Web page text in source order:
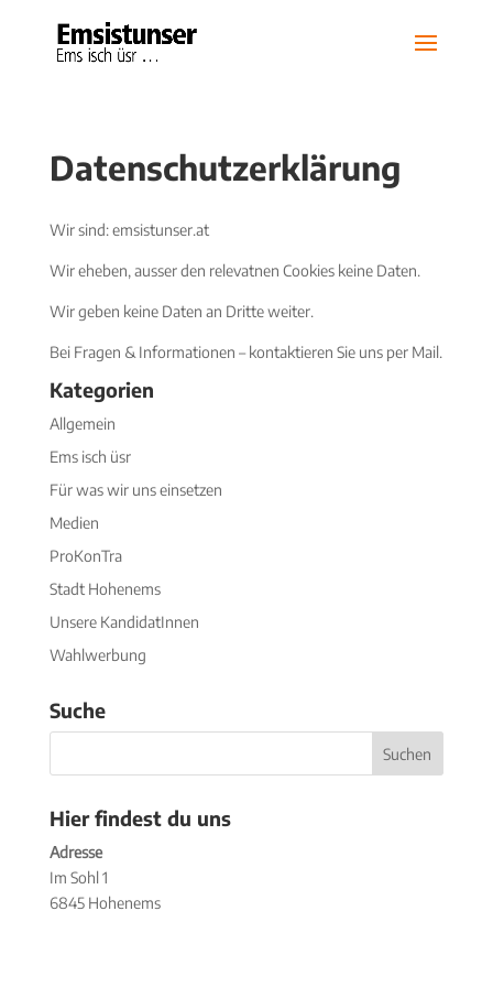
Datenschutzerklärung
Wir sind: emsistunser.at
Wir eheben, ausser den relevatnen Cookies keine Daten.
Wir geben keine Daten an Dritte weiter.
Bei Fragen & Informationen – kontaktieren Sie uns per Mail.
Kategorien
Allgemein
Ems isch üsr
Für was wir uns einsetzen
Medien
ProKonTra
Stadt Hohenems
Unsere KandidatInnen
Wahlwerbung
Suche
Hier findest du uns
Adresse
Im Sohl 1
6845 Hohenems